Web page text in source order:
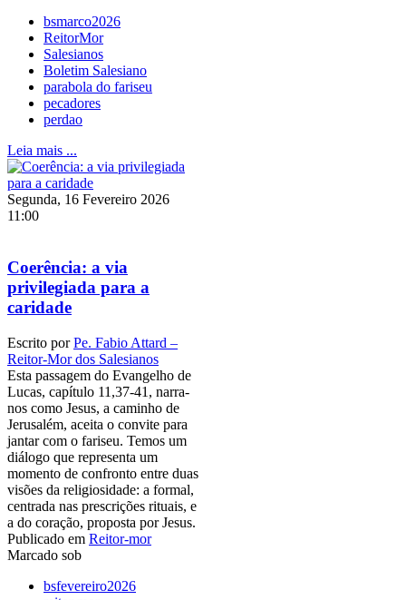
bsmarco2026
ReitorMor
Salesianos
Boletim Salesiano
parabola do fariseu
pecadores
perdao
Leia mais ...
Segunda, 16 Fevereiro 2026
11:00
Coerência: a via
privilegiada para a
caridade
Escrito porPe. Fabio Attard –
Reitor-Mor dos Salesianos
Esta passagem do Evangelho de
Lucas, capítulo 11,37-41, narra-
nos como Jesus, a caminho de
Jerusalém, aceita o convite para
jantar com o fariseu. Temos um
diálogo que representa um
momento de confronto entre duas
visões da religiosidade: a formal,
centrada nas prescrições rituais, e
a do coração, proposta por Jesus.
Publicado em Reitor-mor
Marcado sob
bsfevereiro2026